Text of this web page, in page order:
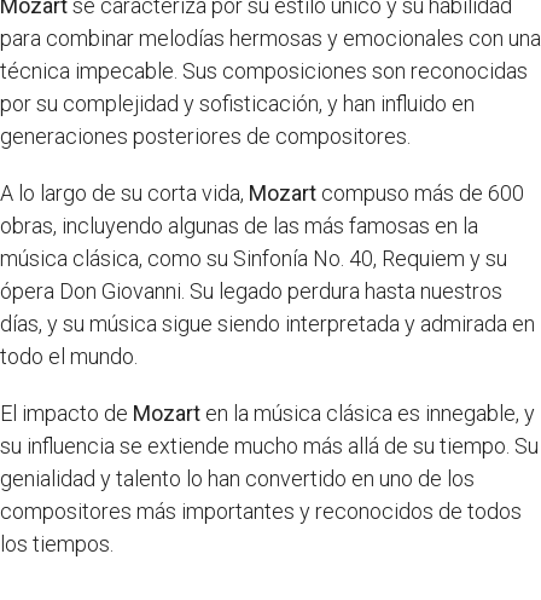
para combinar melodías hermosas y emocionales con una
técnica impecable. Sus composiciones son reconocidas
por su complejidad y sofisticación, y han influido en
generaciones posteriores de compositores.
A lo largo de su corta vida, Mozart compuso más de 600
obras, incluyendo algunas de las más famosas en la
música clásica, como su Sinfonía No. 40, Requiem y su
ópera Don Giovanni. Su legado perdura hasta nuestros
días, y su música sigue siendo interpretada y admirada en
todo el mundo.
El impacto de Mozart en la música clásica es innegable, y
su influencia se extiende mucho más allá de su tiempo. Su
genialidad y talento lo han convertido en uno de los
compositores más importantes y reconocidos de todos
los tiempos.